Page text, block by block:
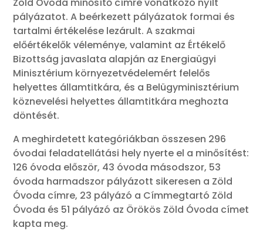
pályázatot. A beérkezett pályázatok formai és
tartalmi értékelése lezárult. A szakmai
előértékelők véleménye, valamint az Értékelő
Bizottság javaslata alapján az Energiaügyi
Minisztérium környezetvédelemért felelős
helyettes államtitkára, és a Belügyminisztérium
köznevelési helyettes államtitkára meghozta
döntését.
A meghirdetett kategóriákban összesen 296
óvodai feladatellátási hely nyerte el a minősítést:
126 óvoda először, 43 óvoda másodszor, 53
óvoda harmadszor pályázott sikeresen a Zöld
Óvoda címre, 23 pályázó a Címmegtartó Zöld
Óvoda és 51 pályázó az Örökös Zöld Óvoda címet
kapta meg.